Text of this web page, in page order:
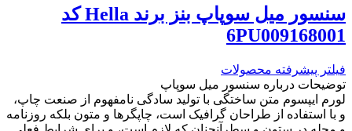
سنسور میل سوپاپ بنز برند Hella کد
6PU009168001
فیلتر پیشرفته محصولات
توضیحات درباره سنسور میل سوپاپ
لورم ایپسوم متن ساختگی با تولید سادگی نامفهوم از صنعت چاپ،
و با استفاده از طراحان گرافیک است، چاپگرها و متون بلکه روزنامه